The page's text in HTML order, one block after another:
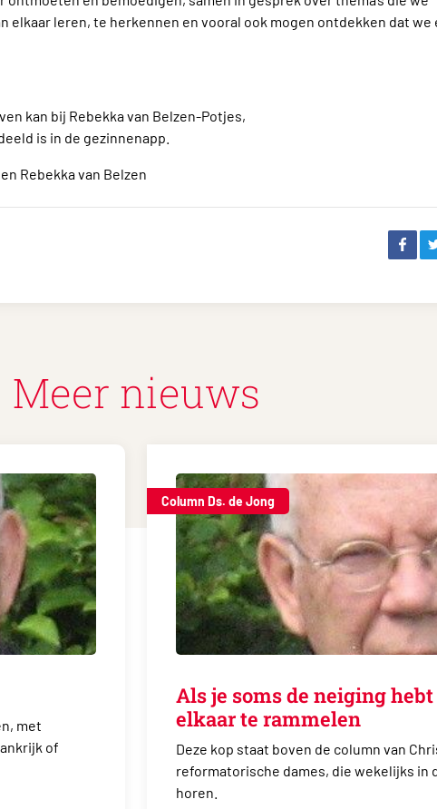
elkaar leren, te herkennen en vooral ook mogen ontdekken dat we
kan bij Rebekka van Belzen-Potjes,
is in de gezinnenapp.
Rebekka van Belzen
Meer nieuws
met
of
Column Ds. de Jong
Als je soms de neiging
elkaar te rammelen
Deze kop staat boven de column van
reformatorische dames, die wekelijks in
horen.